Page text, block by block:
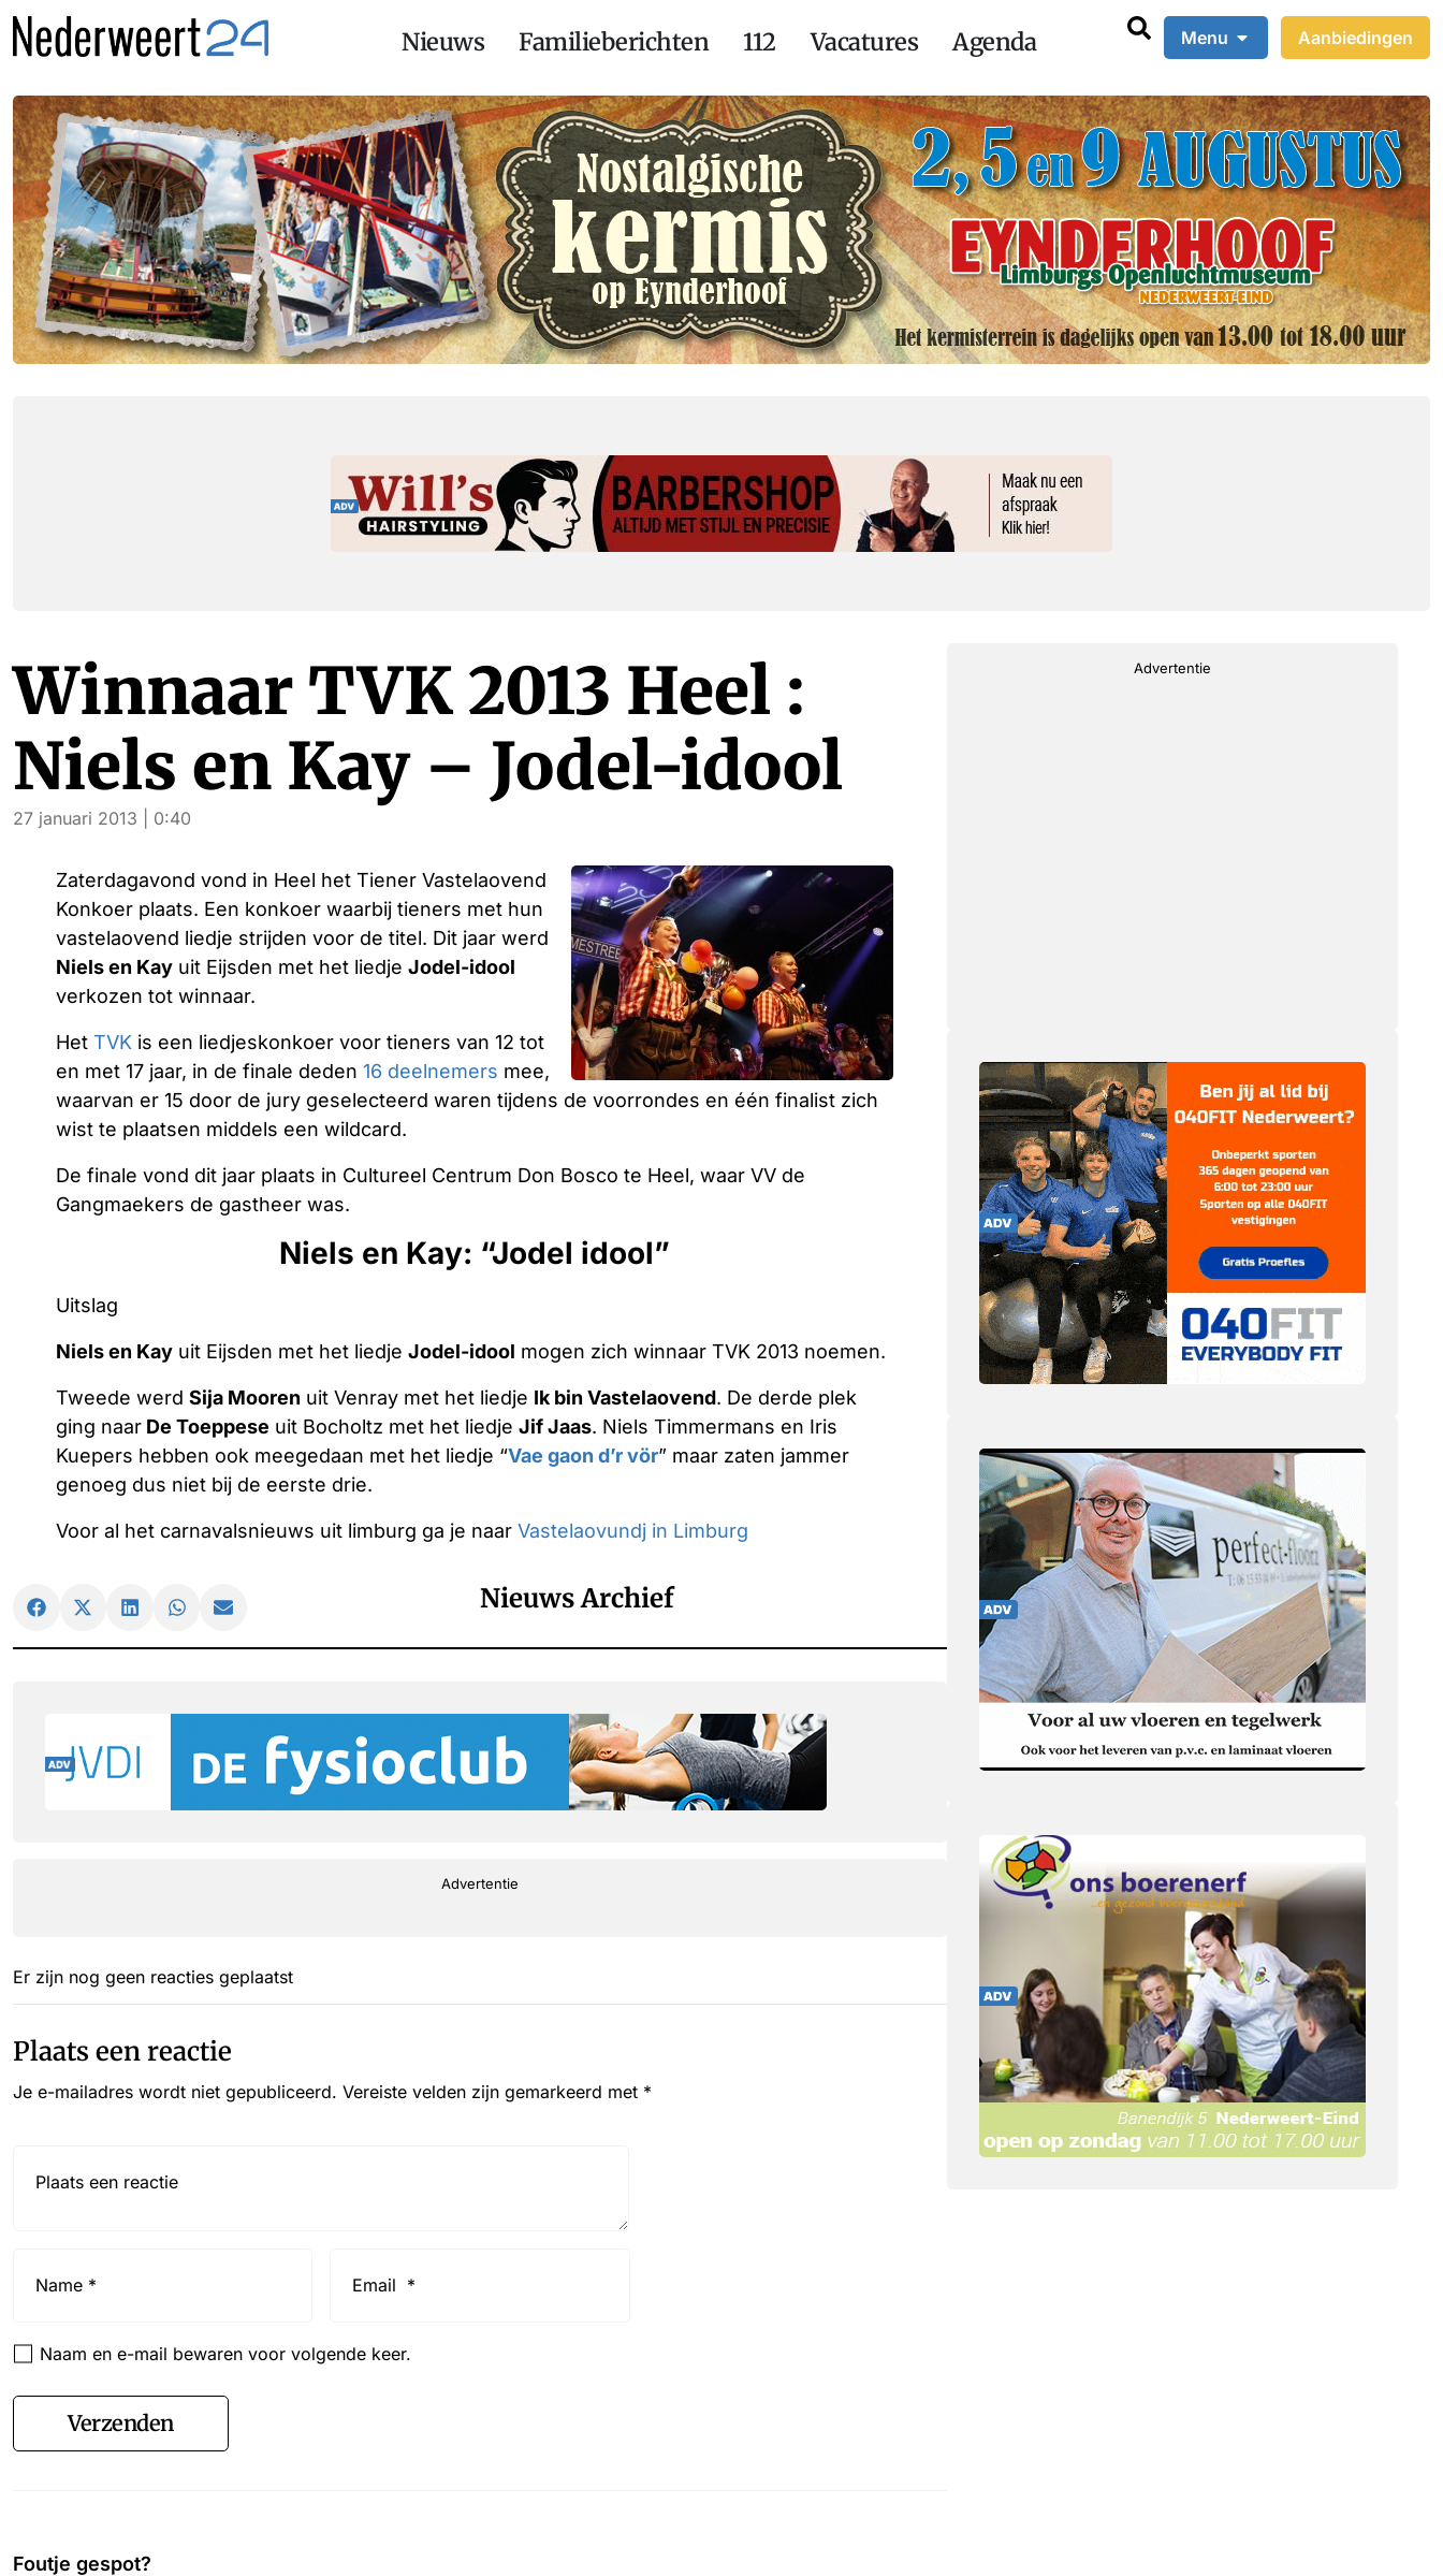
Nieuws Familieberichten 112 Vacatures Agenda Menu Aanbiedingen
Winnaar TVK 2013 Heel :
Niels en Kay – Jodel-idool
27 januari 2013 | 0:40
Zaterdagavond vond in Heel het Tiener Vastelaovend
Konkoer plaats. Een konkoer waarbij tieners met hun
vastelaovend liedje strijden voor de titel. Dit jaar werd
Niels en Kay uit Eijsden met het liedje Jodel-idool
verkozen tot winnaar.
Het TVK is een liedjeskonkoer voor tieners van 12 tot
en met 17 jaar, in de finale deden 16 deelnemers mee,
waarvan er 15 door de jury geselecteerd waren tijdens de voorrondes en één finalist zich
wist te plaatsen middels een wildcard.
De finale vond dit jaar plaats in Cultureel Centrum Don Bosco te Heel, waar VV de
Gangmaekers de gastheer was.
Niels en Kay: “Jodel idool”
Uitslag
Niels en Kay uit Eijsden met het liedje Jodel-idool mogen zich winnaar TVK 2013 noemen.
Tweede werd Sija Mooren uit Venray met het liedje Ik bin Vastelaovend. De derde plek
ging naar De Toeppese uit Bocholtz met het liedje Jif Jaas. Niels Timmermans en Iris
Kuepers hebben ook meegedaan met het liedje “Vae gaon d’r vör” maar zaten jammer
genoeg dus niet bij de eerste drie.
Voor al het carnavalsnieuws uit limburg ga je naar Vastelaovundj in Limburg
Nieuws Archief
Advertentie
Er zijn nog geen reacties geplaatst
Plaats een reactie
Je e-mailadres wordt niet gepubliceerd. Vereiste velden zijn gemarkeerd met *
Naam en e-mail bewaren voor volgende keer.
Verzenden
Advertentie
Foutje gespot?